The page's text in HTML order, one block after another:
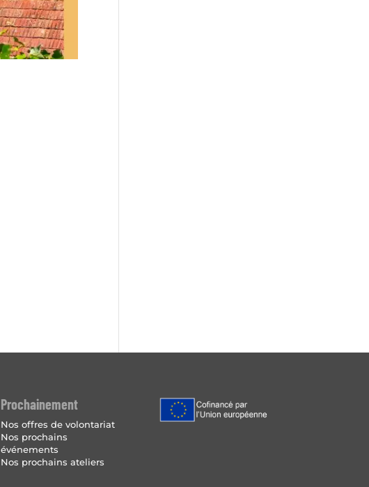
Prochainement
Nos offres de volontariat
Nos prochains
événements
Nos prochains ateliers